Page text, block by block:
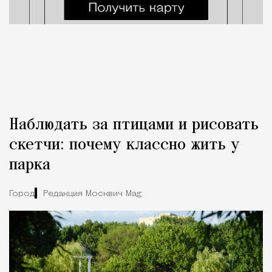
Наблюдать за птицами и рисовать
скетчи: почему классно жить у
парка
Город Редакция Москвич Mag